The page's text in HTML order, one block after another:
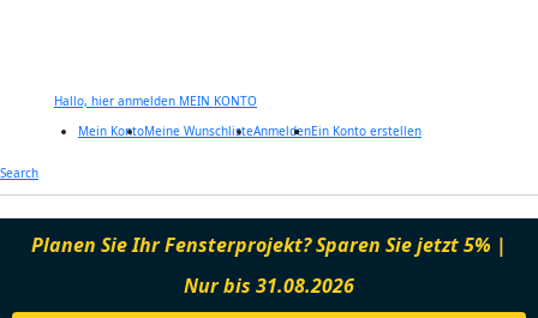
Hallo, hier anmelden MEIN KONTO
Mein KontoMeine WunschlisteAnmeldenEin Konto erstellen
Search
Planen Sie Ihr Fensterprojekt? Sparen Sie jetzt 5% |
Nur bis 31.08.2026